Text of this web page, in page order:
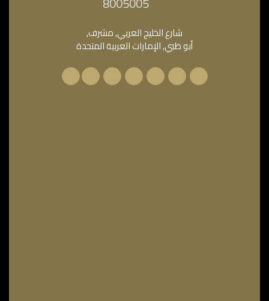
شارع الخليج العربي, مشرف,
أبو ظبي, الإمارات العربية المتحدة